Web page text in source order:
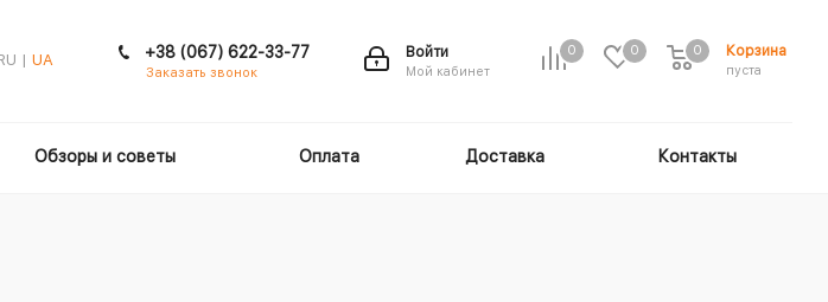
| UA
0 0 Корзина
пуста
0
Войти
Мой кабинет
+38 (067) 622-33-77
Заказать звонок
Обзоры и советы Оплата Доставка Контакты